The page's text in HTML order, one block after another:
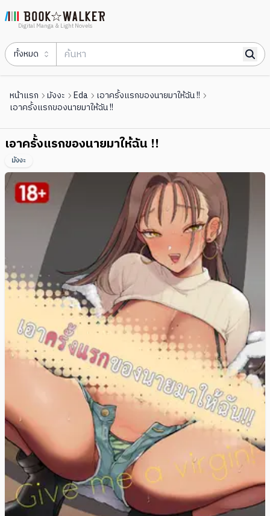
Digital Manga & Light Novels
ทั้งหมด
หน้าแรก มังงะ Eda
เอาครั้งแรกของนายมาให้ฉัน !!
เอาครั้งแรกของนายมาให้ฉัน !!
เอาครั้งแรกของนายมาให้ฉัน !!
มังงะ